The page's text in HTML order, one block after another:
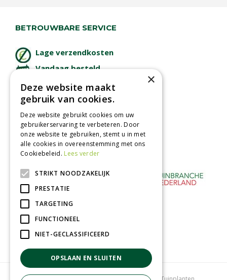
BETROUWBARE SERVICE
Lage verzendkosten
Vandaag besteld
Afhalen in tuincentrum
Betaal veilig
met iDeal - Wero
×
Deze website maakt
gebruik van cookies.
Deze website gebruikt cookies om uw
gebruikerservaring te verbeteren. Door
onze website te gebruiken, stemt u in met
alle cookies in overeenstemming met ons
Cookiebeleid. Lees verder
STRIKT NOODZAKELIJK
PRESTATIE
TARGETING
FUNCTIONEEL
NIET-GECLASSIFICEERD
OPSLAAN EN SLUITEN